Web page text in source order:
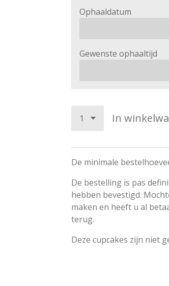
Ophaaldatum
Gewenste ophaaltijd
In
De minimale
De bestelling is pas
hebben bevestigd.
maken en heeft u al
terug.
Deze cupcakes zijn niet